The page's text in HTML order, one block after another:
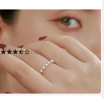
THE BEAUTY HOUSE
Fingerring Damen
silberfarbiger Vintage Ring
mit Perlen und Zirkonia
(2)
8,99 € 18,99 €
-53%
in 4-5 Werktagen bei dir